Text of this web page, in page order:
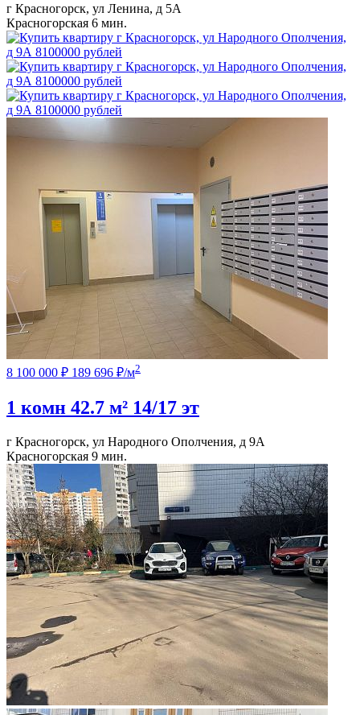
г Красногорск, ул Ленина, д 5А
Красногорская 6 мин.
8 100 000 ₽ 189 696 ₽/м2
1 комн 42.7 м² 14/17 эт
г Красногорск, ул Народного Ополчения, д 9А
Красногорская 9 мин.